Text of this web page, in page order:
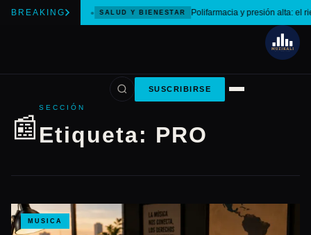
BREAKING SALUD Y BIENESTAR Polifarmacia y presión alta: el
SUSCRIBIRSE
📰
SECCIÓN
Etiqueta: PRO
MUSICA